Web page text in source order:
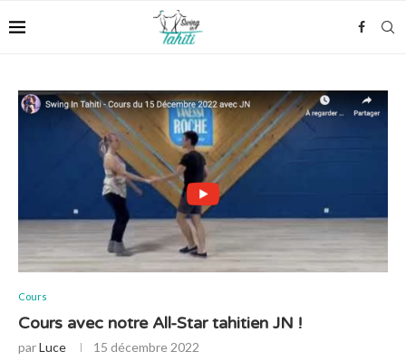
Cours
Cours avec notre All-Star tahitien JN !
parLuce 15 décembre 2022